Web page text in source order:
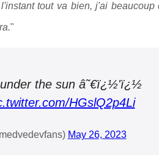
tout va bien, j'ai beaucoup
"
the sun â˜€ï¿½'ï¿½
HGslQ2p4Li
May 26, 2023